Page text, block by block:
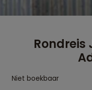
Niet boekbaar